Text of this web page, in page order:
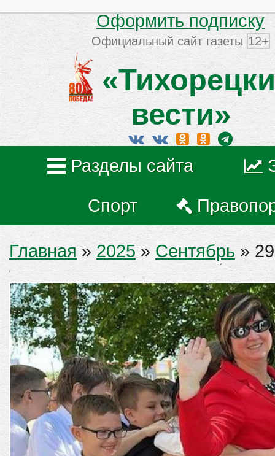
Оформить подписку
Официальный сайт газеты 12+
вести»
Разделы сайта
Спорт
Главная » 2025 » Сентябрь » 29